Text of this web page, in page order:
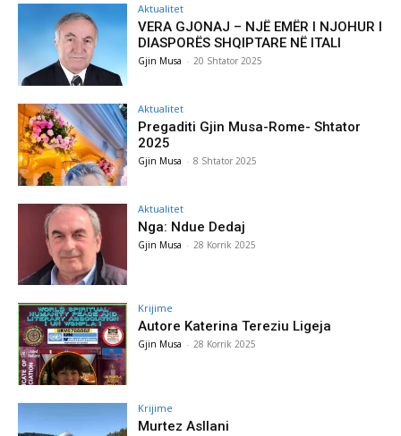
Aktualitet
VERA GJONAJ – NJË EMËR I NJOHUR I
DIASPORËS SHQIPTARE NË ITALI
Gjin Musa - 20 Shtator 2025
Aktualitet
Pregaditi Gjin Musa-Rome- Shtator
2025
Gjin Musa - 8 Shtator 2025
Aktualitet
Nga: Ndue Dedaj
Gjin Musa - 28 Korrik 2025
Krijime
Autore Katerina Tereziu Ligeja
Gjin Musa - 28 Korrik 2025
Krijime
Murtez Asllani